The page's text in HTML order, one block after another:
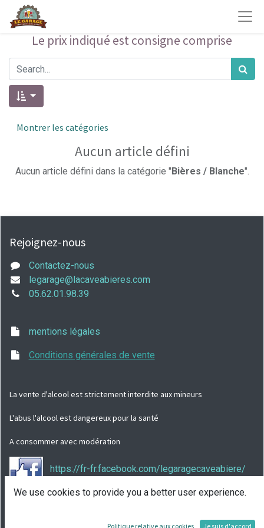
Le prix indiqué est consigne comprise
Montrer les catégories
Aucun article défini
Aucun article défini dans la catégorie "Bières / Blanche".
Rejoignez-nous
Contactez-nous
legarage@lacaveabieres.com
05.62.01.98.39
mentions légales
Conditions générales de vente
La vente d'alcool est strictement interdite aux mineurs
L'abus l'alcool est dangereux pour la santé
A consommer avec modération
https://fr-fr.facebook.com/legaragecaveabiere/
Partager
We use cookies to provide you a better user experience.
Politique relative aux cookies Je suis d'accord